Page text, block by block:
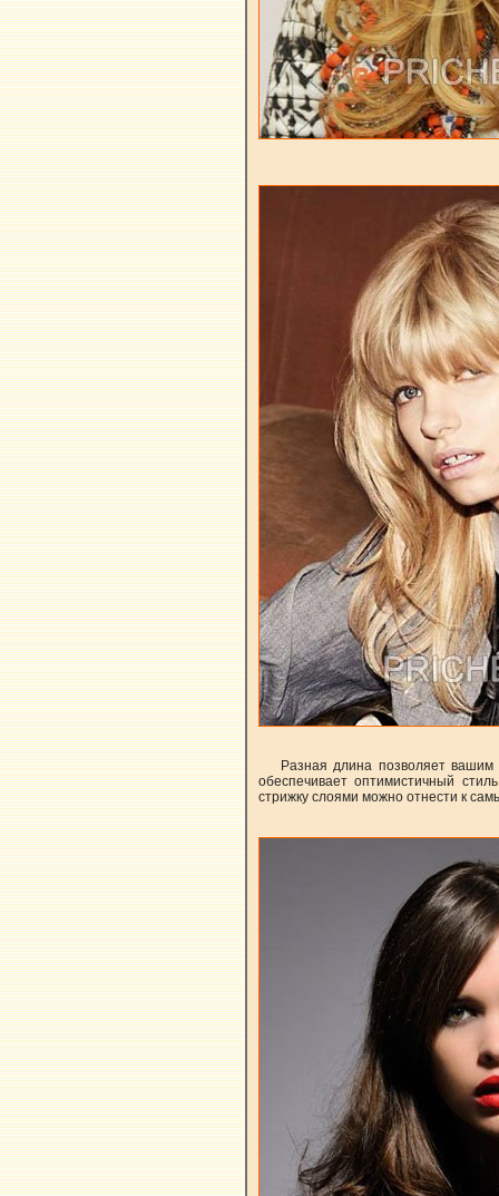
Разная длина позволяет вашим
обеспечивает оптимистичный
стрижку слоями можно отнести к